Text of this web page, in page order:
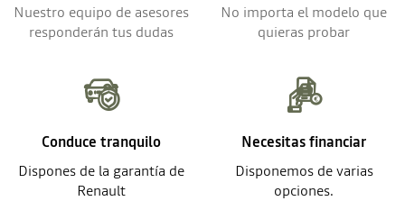
Nuestro equipo de asesores
responderán tus dudas
No importa el modelo que
quieras probar
Conduce tranquilo
Dispones de la garantía de
Renault
Necesitas financiar
Disponemos de varias
opciones.